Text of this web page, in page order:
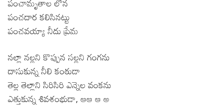
పంచదార కలిసినట్టు
పంచవయ్యా నీదు ప్రేమ
నల్లా నల్లని కొప్పున సల్లని గంగను
దాసుకున్న నీలి కంఠుడా
తెల్ల తెల్లాని సిరిసిరి ఎన్నెల వంకను
ఎత్తుకున్న శివశంభుడా, ఆఆ ఆ అ